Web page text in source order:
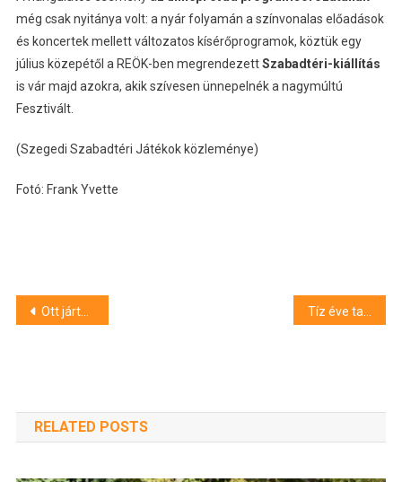
még csak nyitánya volt: a nyár folyamán a színvonalas előadások
és koncertek mellett változatos kísérőprogramok, köztük egy
július közepétől a REÖK-ben megrendezettSzabadtéri-kiállítás
is vár majd azokra, akik szívesen ünnepelnék a nagymúltú
Fesztivált.
(Szegedi Szabadtéri Játékok közleménye)
Fotó: Frank Yvette
Bejegyzés
Ott jártunk a Deja Vu Fesztivál harmadik napján – képgaléria Tíz éve tart a mentőakció: Jubileumot ünnepeltek a VIII. Szegedi Papucs Napján
RELATED POSTS